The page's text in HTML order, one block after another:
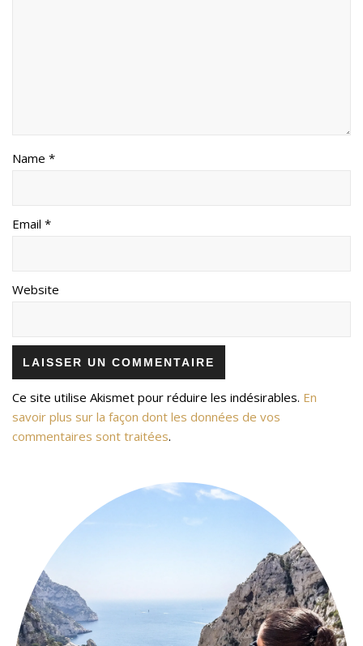
Name *
Email *
Website
Ce site utilise Akismet pour réduire les indésirables. En
savoir plus sur la façon dont les données de vos
commentaires sont traitées.